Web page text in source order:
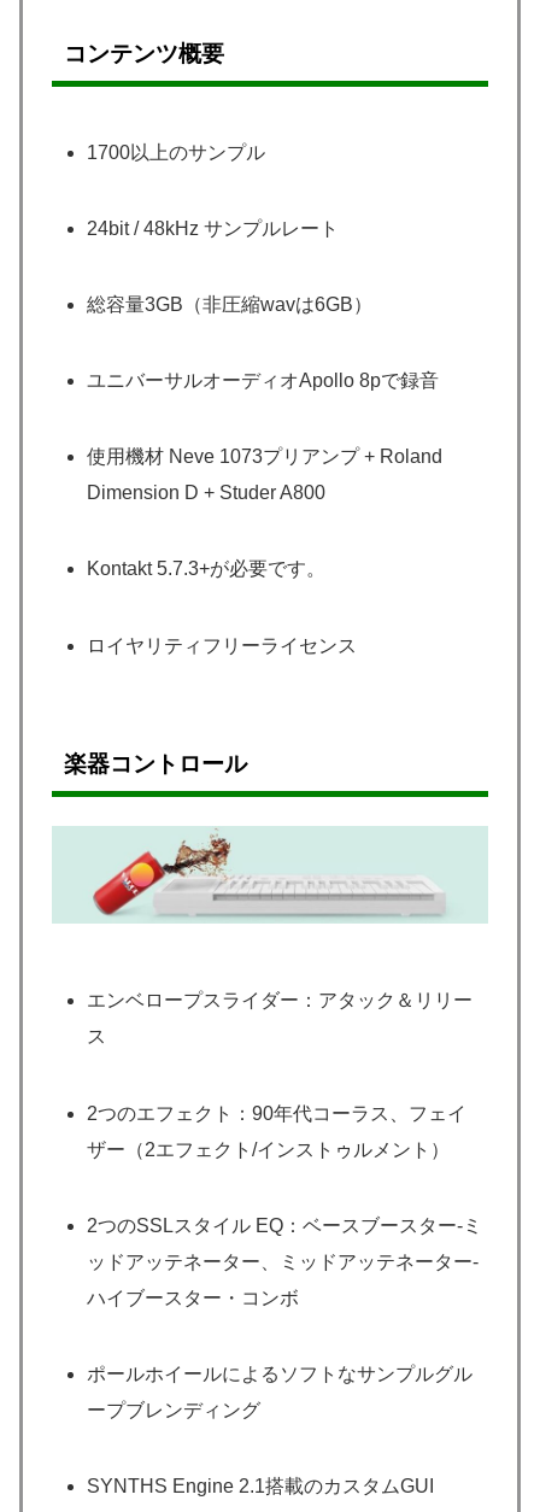
コンテンツ概要
1700以上のサンプル
24bit / 48kHz サンプルレート
総容量3GB（非圧縮wavは6GB）
ユニバーサルオーディオApollo 8pで録音
使用機材 Neve 1073プリアンプ + Roland
Dimension D + Studer A800
Kontakt 5.7.3+が必要です。
ロイヤリティフリーライセンス
楽器コントロール
エンベロープスライダー：アタック＆リリー
ス
2つのエフェクト：90年代コーラス、フェイ
ザー（2エフェクト/インストゥルメント）
2つのSSLスタイル EQ：ベースブースター-ミ
ッドアッテネーター、ミッドアッテネーター-
ハイブースター・コンボ
ポールホイールによるソフトなサンプルグル
ープブレンディング
SYNTHS Engine 2.1搭載のカスタムGUI